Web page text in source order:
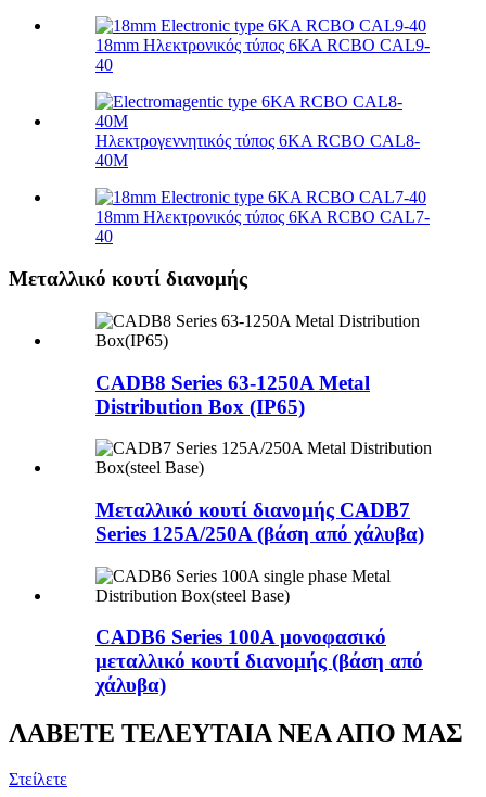
18mm Ηλεκτρονικός τύπος 6KA RCBO CAL9-
40
Ηλεκτρογεννητικός τύπος 6KA RCBO CAL8-
40M
18mm Ηλεκτρονικός τύπος 6KA RCBO CAL7-
40
Μεταλλικό κουτί διανομής
CADB8 Series 63-1250A Metal
Distribution Box (IP65)
Μεταλλικό κουτί διανομής CADB7
Series 125A/250A (βάση από χάλυβα)
CADB6 Series 100A μονοφασικό
μεταλλικό κουτί διανομής (βάση από
χάλυβα)
ΛΑΒΕΤΕ ΤΕΛΕΥΤΑΙΑ ΝΕΑ ΑΠΟ ΜΑΣ
Στείλετε